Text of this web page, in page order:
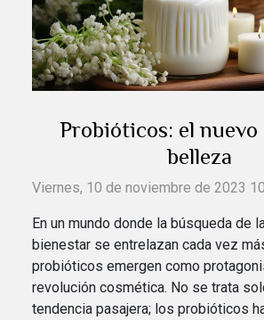
Probióticos: el
belleza
Viernes, 10 de noviembre de 2023
En un mundo donde la búsqueda de
bienestar se entrelazan cada vez
probióticos emergen como
revolución cosmética. No se trata
tendencia pasajera; los probióticos